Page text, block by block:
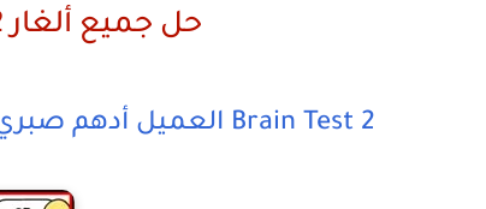
حل جميع ألغار Brain Test 2 |
Brain Test 2 العميل أدهم صبري | حل المرحلة 1